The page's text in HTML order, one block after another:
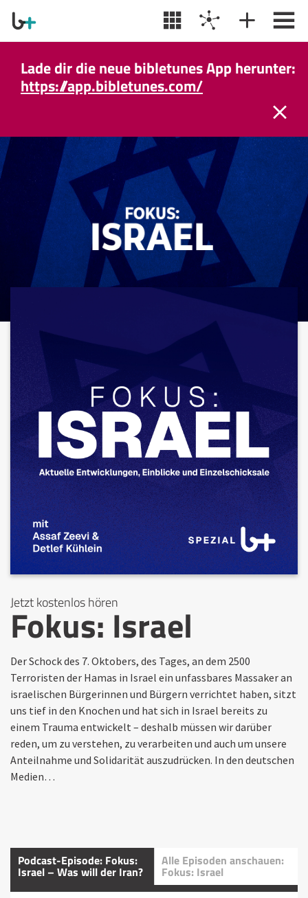
Lade dir die neue bibletunes App herunter:
https://app.bibletunes.com/
Jetzt kostenlos hören
Fokus: Israel
Der Schock des 7. Oktobers, des Tages, an dem 2500
Terroristen der Hamas in Israel ein unfassbares Massaker an
israelischen Bürgerinnen und Bürgern verrichtet haben, sitzt
uns tief in den Knochen und hat sich in Israel bereits zu
einem Trauma entwickelt – deshalb müssen wir darüber
reden, um zu verstehen, zu verarbeiten und auch um unsere
Anteilnahme und Solidarität auszudrücken. In den deutschen
Medien…
Podcast-Episode: Fokus:
Israel – Was will der Iran?
Alle Episoden anschauen:
Fokus: Israel